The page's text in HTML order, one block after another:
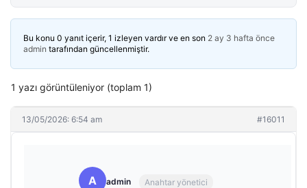
Bu konu 0 yanıt içerir, 1 izleyen vardır ve en son 2 ay 3 hafta önce
admin tarafından güncellenmiştir.
1 yazı görüntüleniyor (toplam 1)
13/05/2026: 6:54 am #16011
A admin Anahtar yönetici